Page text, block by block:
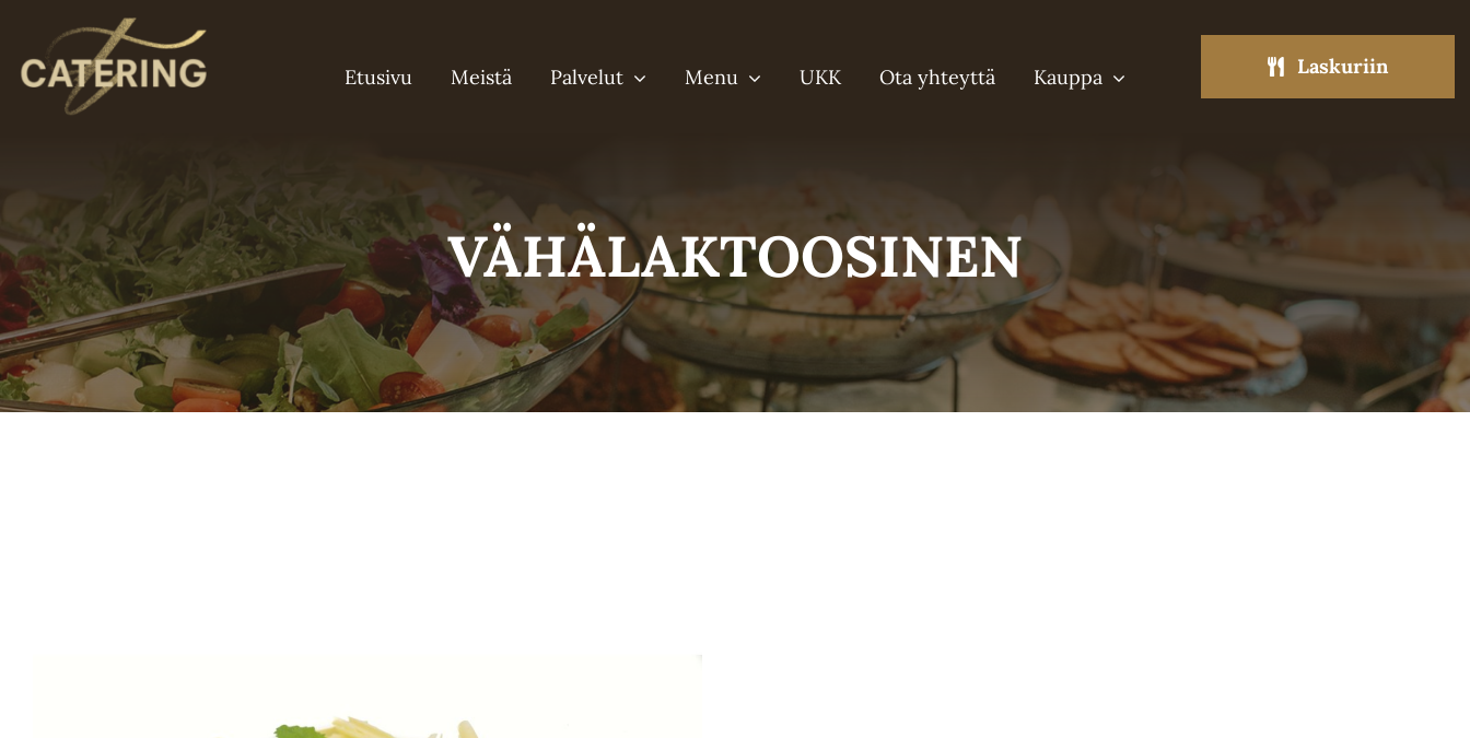
content
Etusivu Meistä Palvelut Menu UKK Ota yhteyttä Kauppa Laskuriin
VÄHÄLAKTOOSINEN